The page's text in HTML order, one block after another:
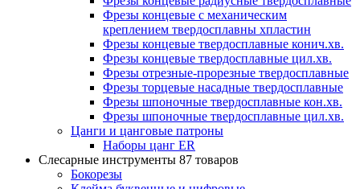
Фрезы концевые с механическим
креплением твердосплавны хпластин
Фрезы концевые твердосплавные конич.хв.
Фрезы концевые твердосплавные цил.хв.
Фрезы отрезные-прорезные твердосплавные
Фрезы торцевые насадные твердосплавные
Фрезы шпоночные твердосплавные кон.хв.
Фрезы шпоночные твердосплавные цил.хв.
Цанги и цанговые патроны
Наборы цанг ER
Слесарные инструменты 87 товаров
Бокорезы